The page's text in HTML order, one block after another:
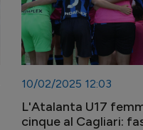
10/02/2025 12:03
L'Atalanta U17
cinque al Cagliari: